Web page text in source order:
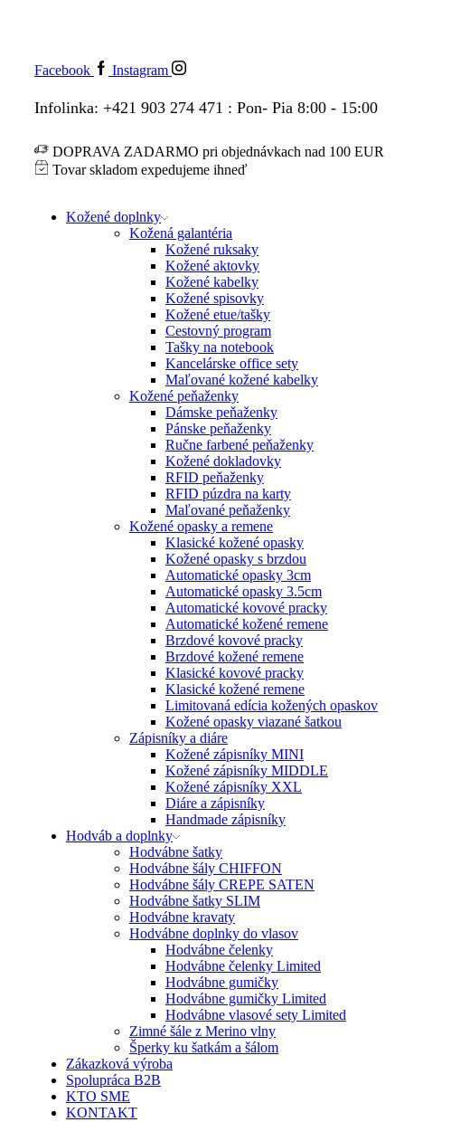
Facebook Instagram
Infolinka: +421 903 274 471 : Pon- Pia 8:00 - 15:00
DOPRAVA ZADARMO pri objednávkach nad 100 EUR
Tovar skladom expedujeme ihneď
Kožené doplnky
Kožená galantéria
Kožené ruksaky
Kožené aktovky
Kožené kabelky
Kožené spisovky
Kožené etue/tašky
Cestovný program
Tašky na notebook
Kancelárske office sety
Maľované kožené kabelky
Kožené peňaženky
Dámske peňaženky
Pánske peňaženky
Ručne farbené peňaženky
Kožené dokladovky
RFID peňaženky
RFID púzdra na karty
Maľované peňaženky
Kožené opasky a remene
Klasické kožené opasky
Kožené opasky s brzdou
Automatické opasky 3cm
Automatické opasky 3.5cm
Automatické kovové pracky
Automatické kožené remene
Brzdové kovové pracky
Brzdové kožené remene
Klasické kovové pracky
Klasické kožené remene
Limitovaná edícia kožených opaskov
Kožené opasky viazané šatkou
Zápisníky a diáre
Kožené zápisníky MINI
Kožené zápisníky MIDDLE
Kožené zápisníky XXL
Diáre a zápisníky
Handmade zápisníky
Hodváb a doplnky
Hodvábne šatky
Hodvábne šály CHIFFON
Hodvábne šály CREPE SATEN
Hodvábne šatky SLIM
Hodvábne kravaty
Hodvábne doplnky do vlasov
Hodvábne čelenky
Hodvábne čelenky Limited
Hodvábne gumičky
Hodvábne gumičky Limited
Hodvábne vlasové sety Limited
Zimné šále z Merino vlny
Šperky ku šatkám a šálom
Zákazková výroba
Spolupráca B2B
KTO SME
KONTAKT